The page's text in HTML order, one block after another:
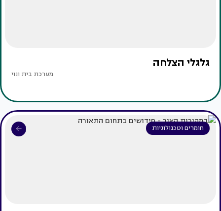
גלגלי הצלחה
מערכת בית ונוי
חומרים וטכנולוגיות